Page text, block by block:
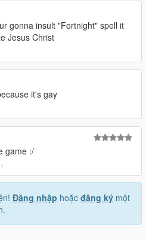
gonna insult "Fortnight" spell it
Jesus Christ
it's gay
game :/
Đăng nhập hoặc đăng ký một